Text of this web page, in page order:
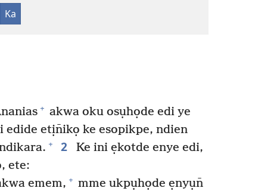
+ akwa oku osụhọde edi ye
etịn̄ikọ ke esopikpe, ndien
+ 2
Ke ini ẹkotde enye edi,
ete:
emem, + mme ukpụhọde ẹnyụn̄